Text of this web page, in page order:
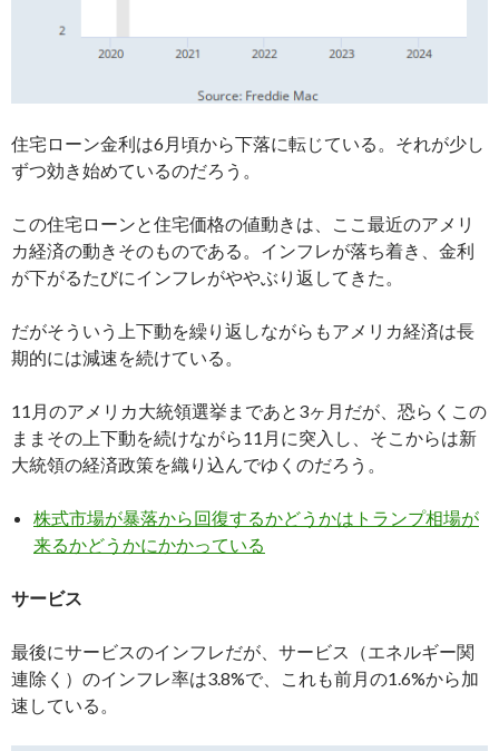
住宅ローン金利は6月頃から下落に転じている。それが少し
ずつ効き始めているのだろう。
この住宅ローンと住宅価格の値動きは、ここ最近のアメリ
カ経済の動きそのものである。インフレが落ち着き、金利
が下がるたびにインフレがややぶり返してきた。
だがそういう上下動を繰り返しながらもアメリカ経済は長
期的には減速を続けている。
11月のアメリカ大統領選挙まであと3ヶ月だが、恐らくこの
ままその上下動を続けながら11月に突入し、そこからは新
大統領の経済政策を織り込んでゆくのだろう。
株式市場が暴落から回復するかどうかはトランプ相場が
来るかどうかにかかっている
サービス
最後にサービスのインフレだが、サービス（エネルギー関
連除く）のインフレ率は3.8%で、これも前月の1.6%から加
速している。